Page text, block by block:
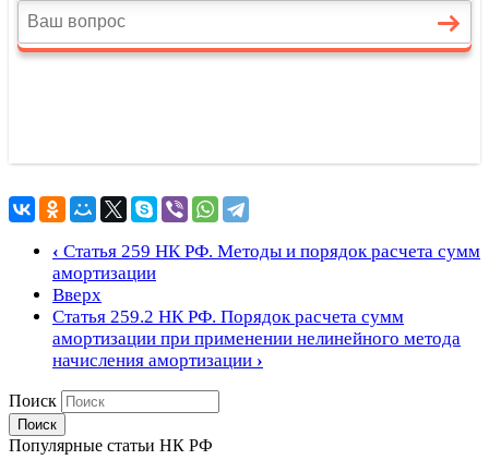
‹ Статья 259 НК РФ. Методы и порядок расчета сумм
амортизации
Вверх
Статья 259.2 НК РФ. Порядок расчета сумм
амортизации при применении нелинейного метода
начисления амортизации ›
Поиск
Популярные статьи НК РФ